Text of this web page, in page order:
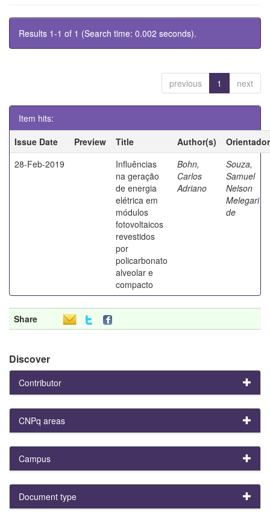
Results 1-1 of 1 (Search time: 0.002 seconds).
previous 1 next
Item hits:
Issue Date
Preview Title Author(s)
Orientador
28-Feb-2019
Influências
na geração
de energia
elétrica em
módulos
fotovoltaicos
revestidos
por
policarbonato
alveolar e
compacto
Bohn,
Carlos
Adriano
Souza,
Samuel
Nelson
Melegari
de
Share
Discover
Contributor
CNPq areas
Campus
Document type